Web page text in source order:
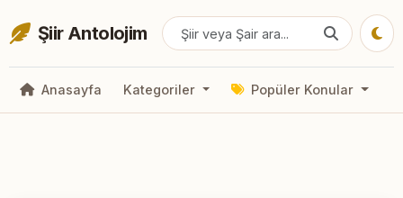
Şiir Antolojim
Anasayfa Kategoriler Popüler Konular